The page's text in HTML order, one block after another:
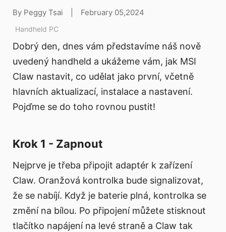
By Peggy Tsai February 05,2024
Handheld PC
Dobrý den, dnes vám představíme náš nově
uvedený handheld a ukážeme vám, jak MSI
Claw nastavit, co udělat jako první, včetně
hlavních aktualizací, instalace a nastavení.
Pojďme se do toho rovnou pustit!
Krok 1 - Zapnout
Nejprve je třeba připojit adaptér k zařízení
Claw. Oranžová kontrolka bude signalizovat,
že se nabíjí. Když je baterie plná, kontrolka se
změní na bílou. Po připojení můžete stisknout
tlačítko napájení na levé straně a Claw tak